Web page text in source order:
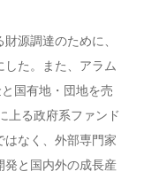
源調達のために、
た。また、アラム
国有地・団地を売
上る政府系ファンド
はなく、外部専門家
発と国内外の成長産